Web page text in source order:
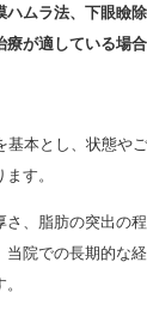
ハムラ法、下眼瞼
が適している場合
基本とし、状態や
す。
さ、脂肪の突出の
院での長期的な